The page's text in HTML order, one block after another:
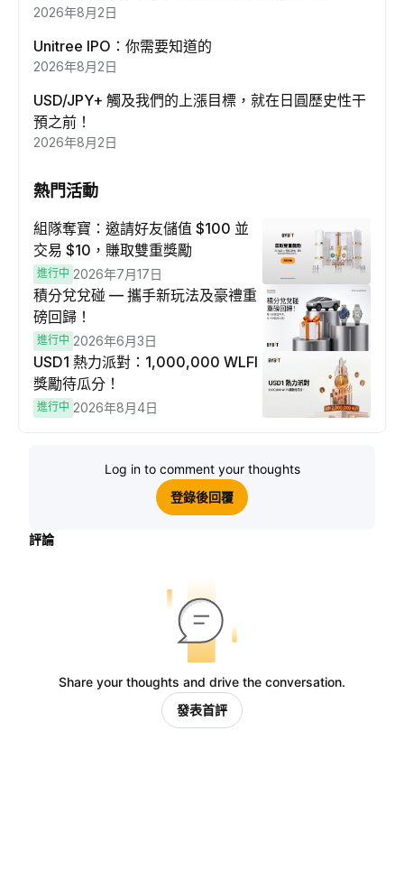
2026年8月2日
Unitree IPO：你需要知道的
2026年8月2日
USD/JPY+ 觸及我們的上漲目標，就在日圓歷史性干
預之前！
2026年8月2日
熱門活動
組隊奪寶：邀請好友儲值 $100 並
交易 $10，賺取雙重獎勵
進行中 2026年7月17日
積分兌兌碰 — 攜手新玩法及豪禮重
磅回歸！
進行中 2026年6月3日
USD1 熱力派對：1,000,000 WLFI
獎勵待瓜分！
進行中 2026年8月4日
Log in to comment your thoughts
登錄後回覆
評論
Share your thoughts and drive the conversation.
發表首評